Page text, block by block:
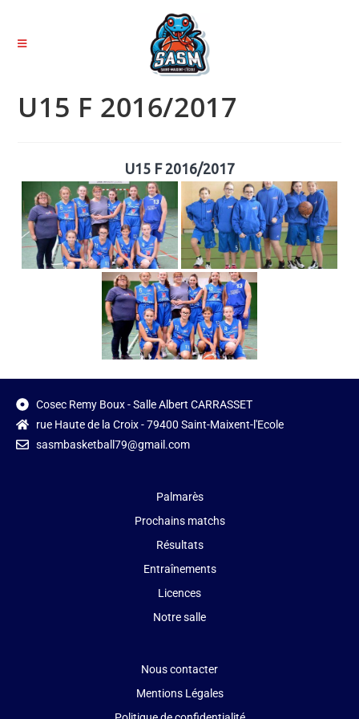
U15 F 2016/2017
U15 F 2016/2017
Cosec Remy Boux - Salle Albert CARRASSET
rue Haute de la Croix - 79400 Saint-Maixent-l'Ecole
sasmbasketball79@gmail.com
Palmarès
Prochains matchs
Résultats
Entraînements
Licences
Notre salle
Nous contacter
Mentions Légales